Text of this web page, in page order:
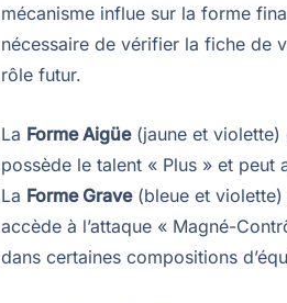
mécanisme influe sur la forme
nécessaire de vérifier la fiche de
rôle futur.
La Forme Aigüe(jaune et violette)
possède le talent « Plus » et peut
La Forme Grave(bleue et violette)
accède à l’attaque « Magné-
dans certaines compositions